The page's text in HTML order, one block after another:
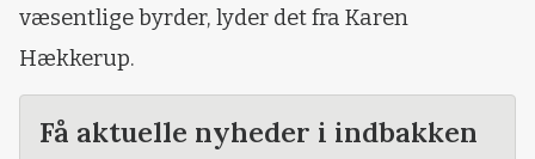
væsentlige byrder, lyder det fra Karen
Hækkerup.
Få aktuelle nyheder i indbakken